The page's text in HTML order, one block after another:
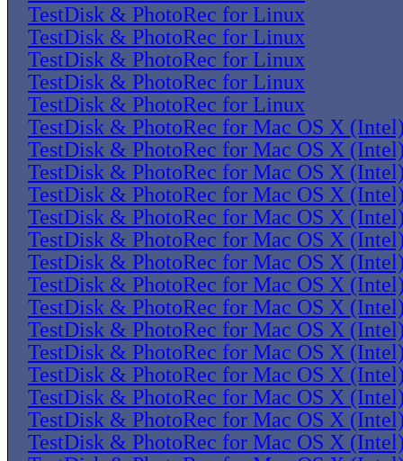
TestDisk & PhotoRec for Linux
TestDisk & PhotoRec for Linux
TestDisk & PhotoRec for Linux
TestDisk & PhotoRec for Linux
TestDisk & PhotoRec for Linux
TestDisk & PhotoRec for Mac OS X
TestDisk & PhotoRec for Mac OS X
TestDisk & PhotoRec for Mac OS X
TestDisk & PhotoRec for Mac OS X
TestDisk & PhotoRec for Mac OS X
TestDisk & PhotoRec for Mac OS X
TestDisk & PhotoRec for Mac OS X
TestDisk & PhotoRec for Mac OS X
TestDisk & PhotoRec for Mac OS X
TestDisk & PhotoRec for Mac OS X
TestDisk & PhotoRec for Mac OS X
TestDisk & PhotoRec for Mac OS X
TestDisk & PhotoRec for Mac OS X
TestDisk & PhotoRec for Mac OS X
TestDisk & PhotoRec for Mac OS X